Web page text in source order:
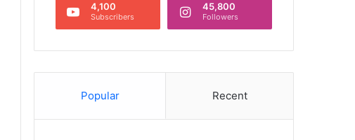
4,100
Subscribers
45,800
Followers
Popular Recent